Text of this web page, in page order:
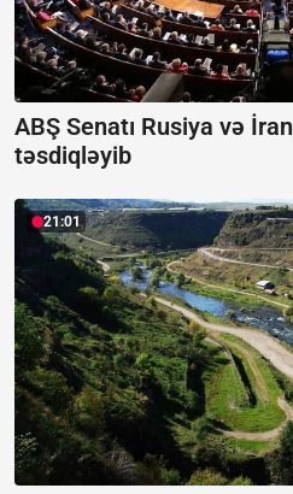
ABŞ Senatı Rusiya və
təsdiqləyib
21:01